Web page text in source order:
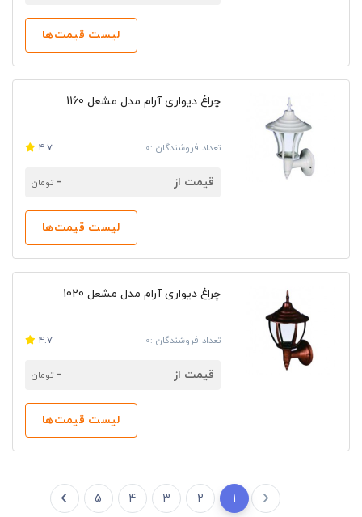
لیست قیمت‌ها
چراغ دیواری آرام مدل مشعل 1160
تعداد فروشندگان :0 4.7
قیمت از - تومان
لیست قیمت‌ها
چراغ دیواری آرام مدل مشعل 1020
تعداد فروشندگان :0 4.7
قیمت از - تومان
لیست قیمت‌ها
1
2
3
4
5